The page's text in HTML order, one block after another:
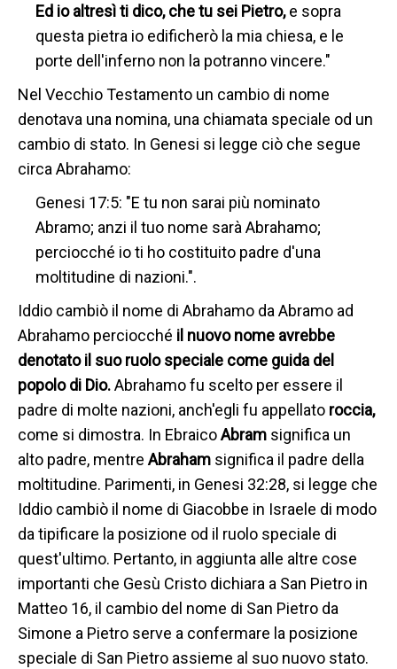
Ed io altresì ti dico, che tu sei Pietro,e sopra
questa pietra io edificherò la mia chiesa, e le
porte dell'inferno non la potranno vincere."
Nel Vecchio Testamento un cambio di nome
denotava una nomina, una chiamata speciale od un
cambio di stato. In Genesi si legge ciò che segue
circa Abrahamo:
Genesi 17:5: "E tu non sarai più nominato
Abramo; anzi il tuo nome sarà Abrahamo;
perciocché io ti ho costituito padre d'una
moltitudine di nazioni.".
Iddio cambiò il nome di Abrahamo da Abramo ad
Abrahamo perciocché il nuovo nome avrebbe
denotato il suo ruolo speciale come guida del
popolo di Dio.Abrahamo fu scelto per essere il
padre di molte nazioni, anch'egli fu appellato roccia,
come si dimostra. In EbraicoAbram significa un
alto padre, mentre Abraham significa il padre della
moltitudine. Parimenti, in Genesi 32:28, si legge che
Iddio cambiò il nome di Giacobbe in Israele di modo
da tipificare la posizione od il ruolo speciale di
quest'ultimo. Pertanto, in aggiunta alle altre cose
importanti che Gesù Cristo dichiara a San Pietro in
Matteo 16, il cambio del nome di San Pietro da
Simone a Pietro serve a confermare la posizione
speciale di San Pietro assieme al suo nuovo stato.